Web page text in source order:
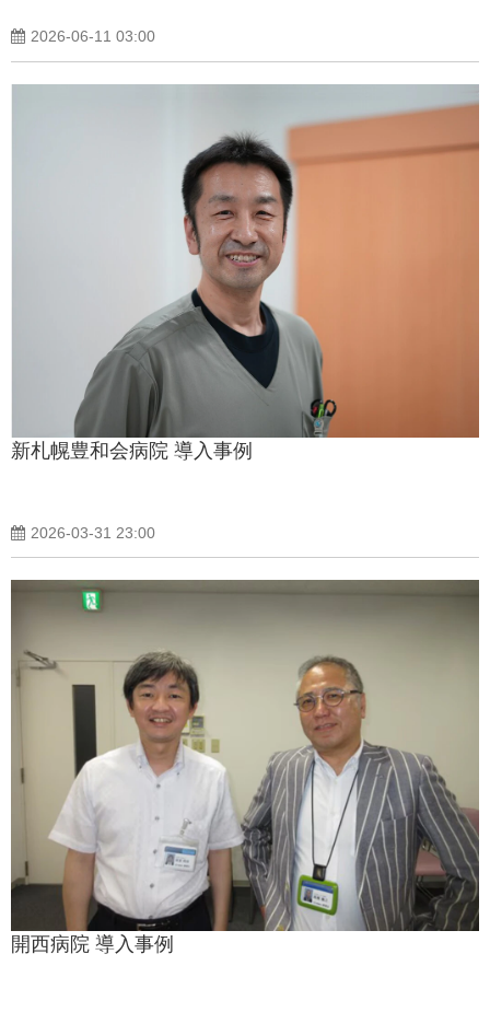
2026-06-11 03:00
新札幌豊和会病院 導入事例
2026-03-31 23:00
開西病院 導入事例